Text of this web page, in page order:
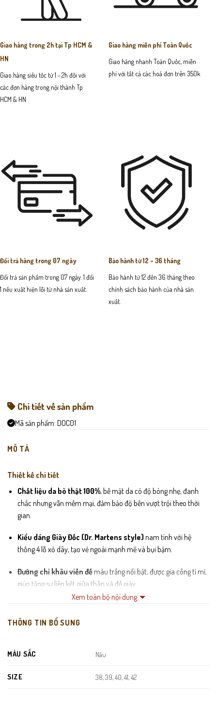
Giao hàng trong 2h tại Tp HCM &
HN
Giao hàng siêu tốc từ 1 - 2h đối với
các đơn hàng trong nội thành Tp
HCM & HN
Giao hàng miễn phí Toàn Quốc
Giao hàng nhanh Toàn Quốc, miễn
phí với tất cả các hoá đơn trên 350k
Đổi trả hàng trong 07 ngày
Đổi trả sản phẩm trong 07 ngày. 1 đổi
1 nếu xuất hiện lỗi từ nhà sản xuất.
Bảo hành từ 12 - 36 tháng
Bảo hành từ 12 đến 36 tháng theo
chính sách bảo hành của nhà sản
xuất.
Chi tiết về sản phẩm
Mã sản phẩm: DOC01
MÔ TẢ
Thiết kế chi tiết
Chất liệu da bò thật 100%, bề mặt da có độ bóng nhẹ, đanh
chắc nhưng vẫn mềm mại, đảm bảo độ bền vượt trội theo thời
gian.
Kiểu dáng Giày Đốc (Dr. Martens style) nam tính với hệ
thống 4 lỗ xỏ dây, tạo vẻ ngoài mạnh mẽ và bụi bặm.
Đường chỉ khâu viền đếmàu trắng nổi bật, được gia công tỉ mỉ,
giúp tăng sự liên kết giữa thân và đế giày.
thoải mái cho các đầu ngón chân.
giác dễ chịu khi sử dụng liên tục.
Đế cao su đúc nguyên khốidày dặn, thiết kế rãnh sâu chống
Xem toàn bộ nội dung
THÔNG TIN BỔ SUNG
MÀU SẮC Nâu
SIZE 38, 39, 40, 41, 42